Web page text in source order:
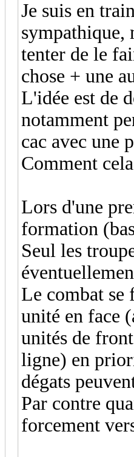
Je suis en
sympathique,
tenter de le
chose + une
L'idée est de
notamment
cac avec une
Comment
Lors d'une
formation
Seul les
Le combat se
unité en face
unités de
ligne) en
dégats
Par contre
forcement